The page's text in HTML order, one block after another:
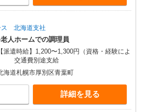
ス 北海道支社
人ホームでの調理員
【派遣時給】1,200〜1,300円（資格・経験によ
交通費別途支給
海道札幌市厚別区青葉町
詳細を見る